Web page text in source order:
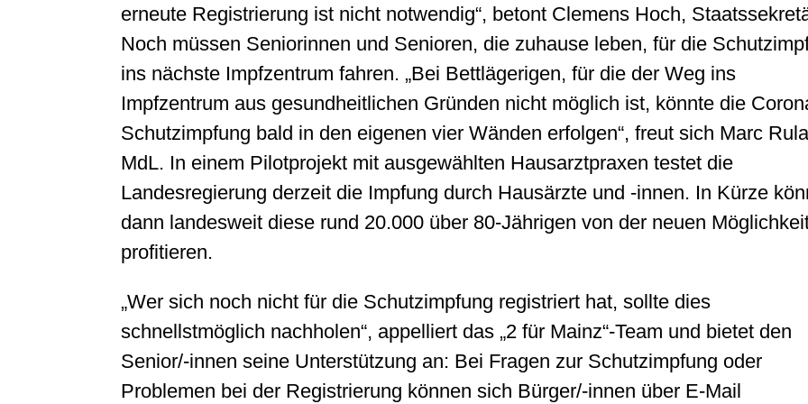
erneute Registrierung ist nicht notwendig“, betont Clemens Hoch,
Noch müssen Seniorinnen und Senioren, die zuhause leben, für die
ins nächste Impfzentrum fahren. „Bei Bettlägerigen, für die der Weg ins
Impfzentrum aus gesundheitlichen Gründen nicht möglich ist, könnte die
Schutzimpfung bald in den eigenen vier Wänden erfolgen“, freut sich Marc
MdL. In einem Pilotprojekt mit ausgewählten Hausarztpraxen testet die
Landesregierung derzeit die Impfung durch Hausärzte und -innen. In Kürze
dann landesweit diese rund 20.000 über 80-Jährigen von der neuen
profitieren.
„Wer sich noch nicht für die Schutzimpfung registriert hat, sollte dies
schnellstmöglich nachholen“, appelliert das „2 für Mainz“-Team und bietet den
Senior/-innen seine Unterstützung an: Bei Fragen zur Schutzimpfung oder
Problemen bei der Registrierung können sich Bürger/-innen über E-Mail